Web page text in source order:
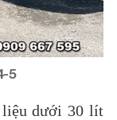
5
liệu dưới 30 lít